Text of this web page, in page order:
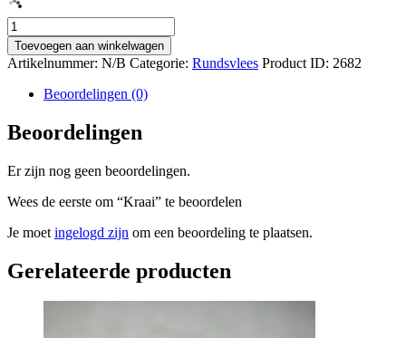
Kraai
aantal
Toevoegen aan winkelwagen
Artikelnummer: N/B Categorie: Rundsvlees Product ID: 2682
Beoordelingen (0)
Beoordelingen
Er zijn nog geen beoordelingen.
Wees de eerste om “Kraai” te beoordelen
Je moet ingelogd zijn om een beoordeling te plaatsen.
Gerelateerde producten